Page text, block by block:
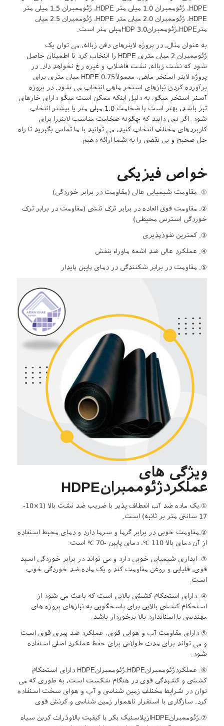
HDPE، ژئوممبران 1.0 میلی متر HDPE، ژئوممبران 1.5 میلی متر
HDPE، ژئوممبران 2.0 میلی متر HDPE، ژئوممبران 2.5 میلی
مترHDPE،ژئوممبرانHDP 3.0میلی متر است.
به عنوان مثال، در پروژه لاینرهای دفن زباله، می توان یک
ژئوممبران 2 میلی متری HDPE را انتخاب کرد تا اطمینان حاصل
شود که نشت زباله، نشت فاضلاب و غیره رخ نخواهد داد. در
پروژه لاینر استخر ماهی، معمولاًHDPE 0.75 میلی متری برای
برآورده کردن نیازهای استخر ماهی انتخاب می شود. در پروژه
آستر استخر میگو، به دلیل اینکه ممکن است میگو دارای خارهای
تیز باشد، بهتر است با ضخامت 1.0 میلی متر یا بیشتر انتخاب
شود. اگر نمی دانید که چگونه ضخامت مناسب لاینررا برای
کاربردهای مختلف انتخاب کنید، می توانید با ما تماس بگیرید تا راه
حل صحیح و بی نقصی را به شما ارائه دهیم.
خواص فیزیکی
①. مقاومت شیمیایی عالی (مقاومت در برابر خوردگی)
②. مقاومت فوق العاده در برابر ترک تنشی (مقاومت در برابر ترک
خوردگی استرس محیطی)
③. کمترین نفوذپذیری
④. عملکرد عالی ضد اشعه ماوراء بنفش
⑤. مقاومت در برابر شکنندگی در دمای پایین پایدار
ویژگی های
عملکردژئوممبرانHDPE
①.یک ماده ضد آب انعطاف پذیر با ضریب ضد نشت بالا (1×10-
17 سانتی متر بر ثانیه) است.
②.مقاومت خوبی در برابر گرما و سرما دارد و دمای محیط استفاده
از آن دمای بالا 110 ℃، دمای پایین -70 ℃ است.
③. ایداری شیمیایی خوبی دارد و می تواند در برابر خوردگی اسید
قوی، قلیایی و روغن مقاومت کند و یک ماده ضد خوردگی خوب
است.
④. دارای استحکام کششی بالایی است که باعث می شود از
استحکام کششی بالایی برای پاسخگویی به نیازهای پروژه های
مهندسی با استاندارد بالا برخوردار باشد.
⑤.دارای مقاومت آب و هوایی قوی، عملکرد ضد پیری قوی است
و می تواند برای مدت طولانی برای حفظ عملکرد اصلی استفاده
شود.
⑥. عملکردژئوممبرانHDPE،ژئوممبرانHDPE دارای استحکام
کششی و کشیدگی قوی در هنگام شکست است، به طوری که می
توان در شرایط مختلف زمین شناسی و آب و هوای سخت استفاده
کرد. سازگاری با استقرار ناهموار زمین شناسی و کرنش قوی
⑦.ژئوممبرانHDPEازپلاستیک بکر با کیفیت بالاوذرات کربن سیاه